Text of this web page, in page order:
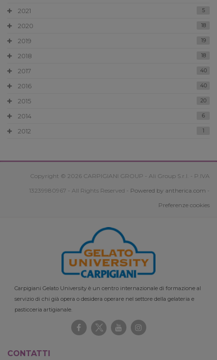
2021 5
2020 18
2019 19
2018 18
2017 40
2016 40
2015 20
2014 6
2012 1
Copyright © 2026 CARPIGIANI GROUP - Ali Group S.r.l. - P.IVA
13239980967 - All Rights Reserved - Powered by antherica.com -
Preferenze cookies
Carpigiani Gelato University è un centro internazionale di formazione al
servizio di chi già opera o desidera operare nel settore della gelateria e
pasticceria artigianale.
CONTATTI